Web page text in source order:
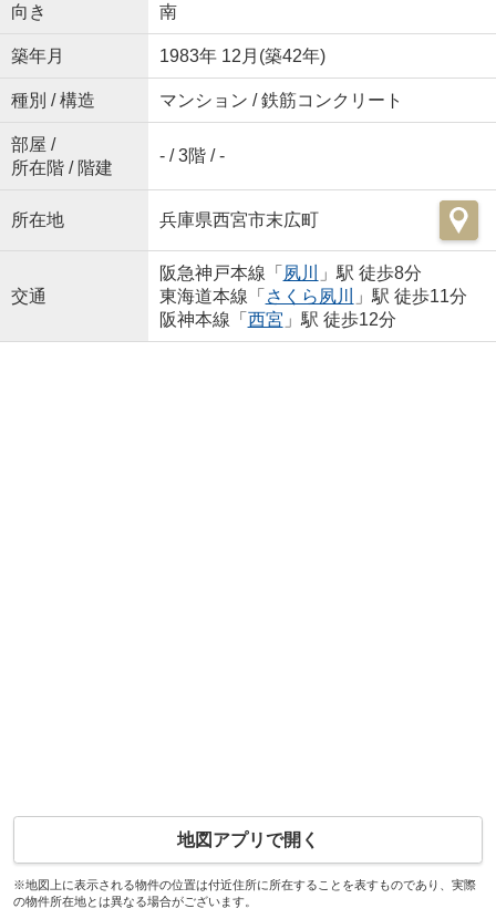
向き 南
築年月 1983年 12月(築42年)
種別 / 構造 マンション / 鉄筋コンクリート
部屋 /
所在階 / 階建
- / 3階 / -
所在地 兵庫県西宮市末広町
交通
阪急神戸本線「 夙川
」駅 徒歩8分
東海道本線「 さくら夙川
」駅 徒歩11分
阪神本線「 西宮 」駅 徒歩12分
地図アプリで開く
※地図上に表示される物件の位置は付近住所に所在することを表すものであり、実際
の物件所在地とは異なる場合がございます。